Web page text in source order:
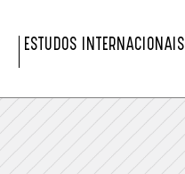
ESTUDOS INTERNACIONAIS